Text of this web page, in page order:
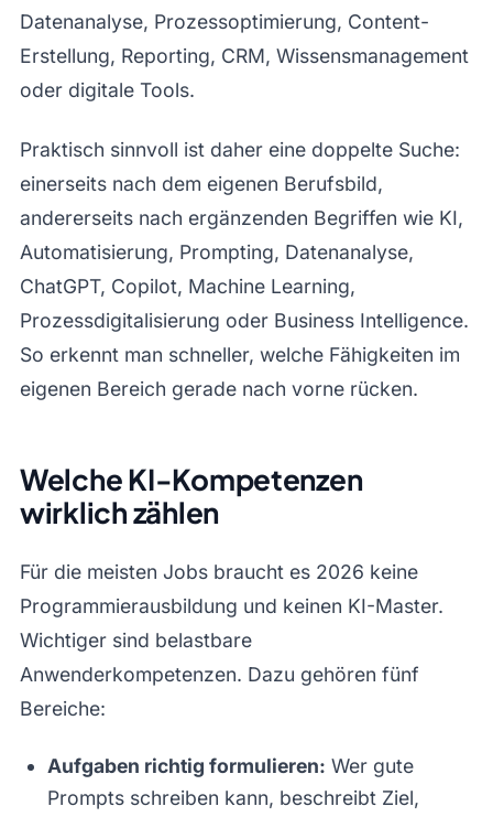
Datenanalyse, Prozessoptimierung, Content-
Erstellung, Reporting, CRM, Wissensmanagement
oder digitale Tools.
Praktisch sinnvoll ist daher eine doppelte Suche:
einerseits nach dem eigenen Berufsbild,
andererseits nach ergänzenden Begriffen wie KI,
Automatisierung, Prompting, Datenanalyse,
ChatGPT, Copilot, Machine Learning,
Prozessdigitalisierung oder Business Intelligence.
So erkennt man schneller, welche Fähigkeiten im
eigenen Bereich gerade nach vorne rücken.
Welche KI-Kompetenzen
wirklich zählen
Für die meisten Jobs braucht es 2026 keine
Programmierausbildung und keinen KI-Master.
Wichtiger sind belastbare
Anwenderkompetenzen. Dazu gehören fünf
Bereiche:
Aufgaben richtig formulieren: Wer gute
Prompts schreiben kann, beschreibt Ziel,